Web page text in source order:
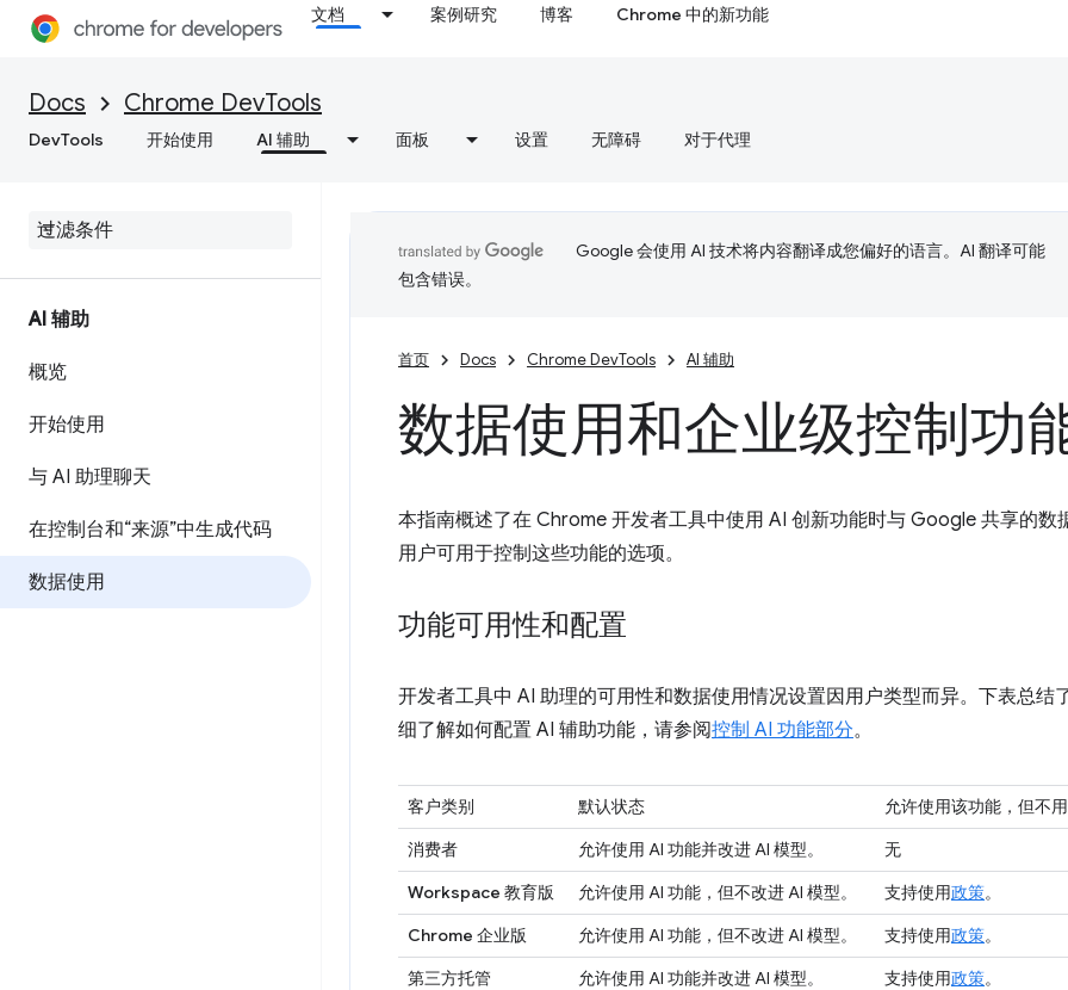
文档 案例研究 博客 Chrome 中的新功能
Docs Chrome DevTools
DevTools 开始使用 AI 辅助 面板 设置 无障碍 对于代理
AI 辅助
概览
开始使用
与 AI 助理聊天
在控制台和“来源”中生成代码
数据使用
Google 会使用 AI 技术将内容翻译成您偏好的语言。AI 翻译可能
包含错误。
首页 Docs Chrome DevTools AI 辅助
数据使用和企业级控制功
本指南概述了在 Chrome 开发者工具中使用 AI 创新功能时与 Google 共享的数
用户可用于控制这些功能的选项。
功能可用性和配置
开发者工具中 AI 助理的可用性和数据使用情况设置因用户类型而异。下表总结
细了解如何配置 AI 辅助功能，请参阅控制 AI 功能部分。
客户类别 默认状态
允许使用该功能，但不
消费者
允许使用 AI 功能并改进 AI 模型。
无
Workspace 教育版
允许使用 AI 功能，但不改进 AI 模型。 支持使用政策。
Chrome 企业版
允许使用 AI 功能，但不改进 AI 模型。 支持使用政策。
第三方托管
允许使用 AI 功能并改进 AI 模型。 支持使用政策。